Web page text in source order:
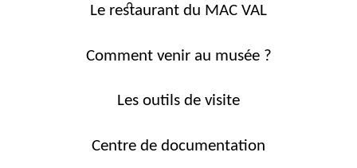
Le restaurant du MAC VAL
Comment venir au musée ?
Les outils de visite
Centre de documentation